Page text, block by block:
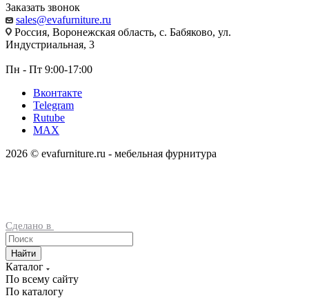
Заказать звонок
sales@evafurniture.ru
Россия, Воронежская область, с. Бабяково, ул.
Индустриальная, 3
Пн - Пт 9:00-17:00
Вконтакте
Telegram
Rutube
MAX
2026 © evafurniture.ru - мебельная фурнитура
Сделано в
Найти
Каталог
По всему сайту
По каталогу